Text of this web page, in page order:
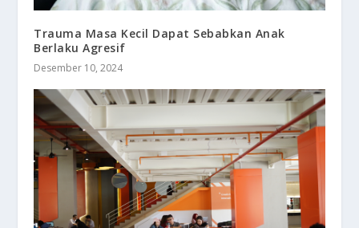
Trauma Masa Kecil Dapat Sebabkan Anak
Berlaku Agresif
Desember 10, 2024